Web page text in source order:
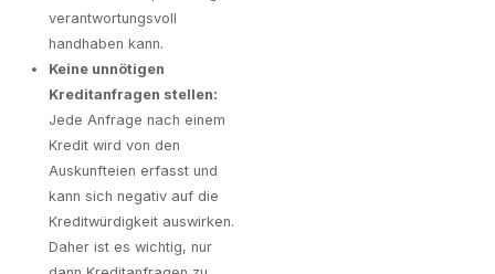
verantwortungsvoll
handhaben kann.
Keine unnötigen
Kreditanfragen stellen:
Jede Anfrage nach einem
Kredit wird von den
Auskunfteien erfasst und
kann sich negativ auf die
Kreditwürdigkeit auswirken.
Daher ist es wichtig, nur